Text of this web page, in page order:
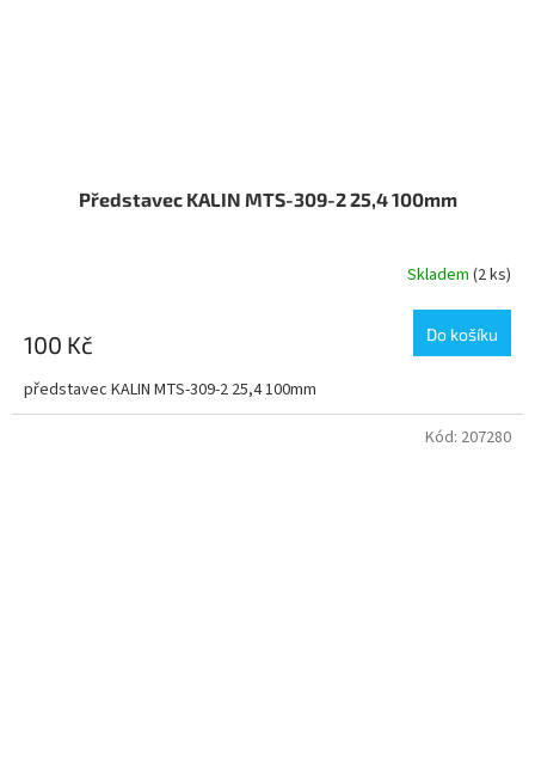
Představec KALIN MTS-309-2 25,4 100mm
Skladem (2 ks)
100 Kč Do košíku
představec KALIN MTS-309-2 25,4 100mm
Kód: 207280